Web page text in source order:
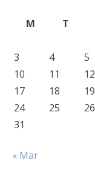
M
T
3
4 5
10
11 12
17
18 19
24
25 26
31
« Mar